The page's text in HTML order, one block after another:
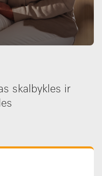
skalbykles ir